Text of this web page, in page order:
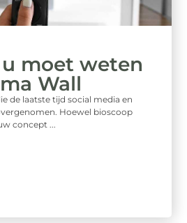
moet weten
Wall
de laatste tijd social media en
Hoewel bioscoop
concept ...